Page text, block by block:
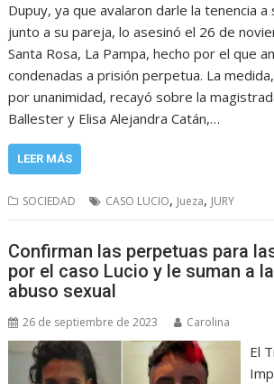
Dupuy, ya que avalaron darle la tenencia a
junto a su pareja, lo asesinó el 26 de
Santa Rosa, La Pampa, hecho por el que
condenadas a prisión perpetua. La
por unanimidad, recayó sobre la
Ballester y Elisa Alejandra Catán,…
LEER MÁS
SOCIEDAD CASO LUCIO, Jueza, JURY
Confirman las perpetuas para
por el caso Lucio y le suman a
abuso sexual
26 de septiembre de 2023 Carolina
El